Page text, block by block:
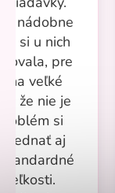
nádobne
si u nich
pre
veľké
že nie je
si
aj
veľkosti.